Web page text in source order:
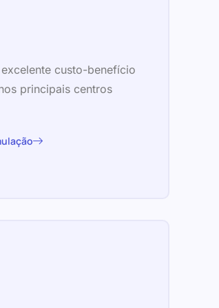
custo-benefício
principais centros